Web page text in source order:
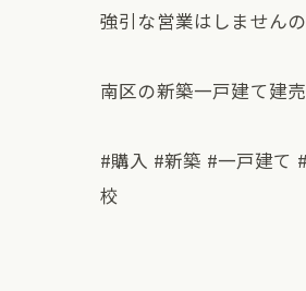
強引な営業はしません
南区の新築一戸建て建
#購入 #新築 #一戸建て
校